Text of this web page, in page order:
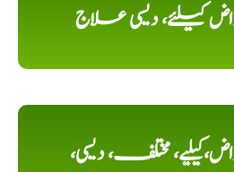
کیلئے، دیسی علاج
مختلف، دیسی،